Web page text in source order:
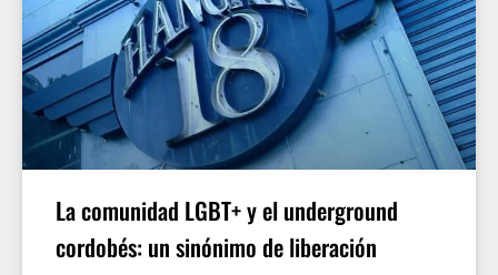
La comunidad LGBT+ y el underground
cordobés: un sinónimo de liberación